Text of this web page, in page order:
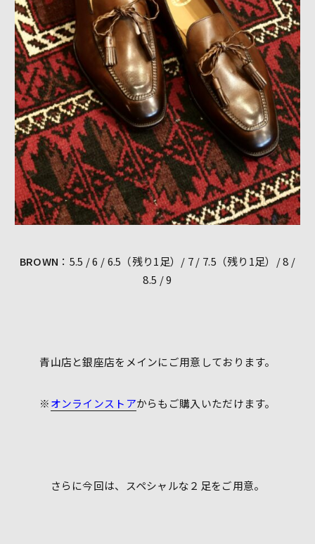
BROWN ：5.5 / 6 / 6.5（残り1足）/ 7 / 7.5（残り1足）/ 8 /
8.5 / 9
青山店と銀座店をメインにご用意しております。
※オンラインストアからもご購入いただけます。
さらに今回は、スペシャルな２足をご用意。